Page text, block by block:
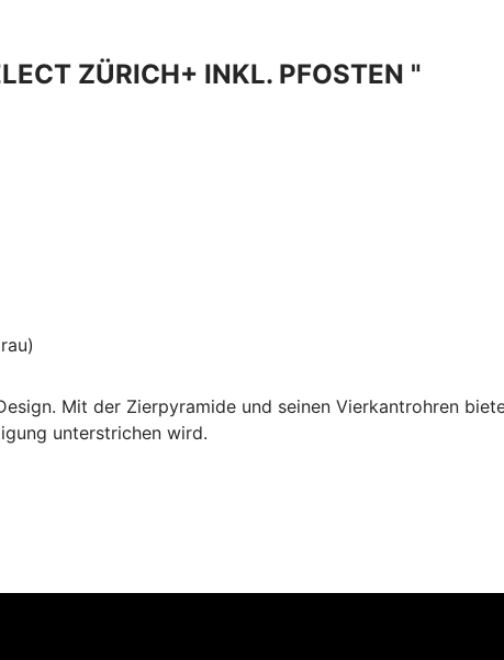
ZÜRICH+ INKL. PFOSTEN "
Mit der Zierpyramide und seinen Vierkantrohren
unterstrichen wird.